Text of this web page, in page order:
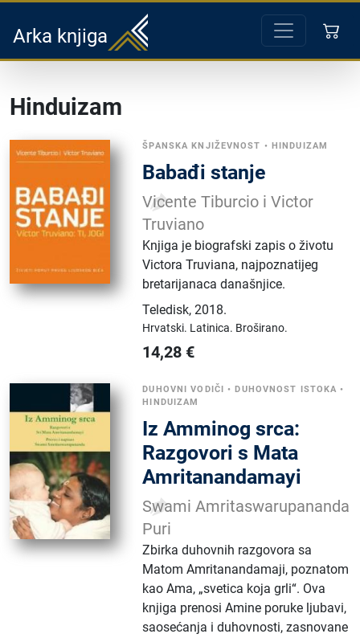
Arka knjiga
Hinduizam
ŠPANSKA KNJIŽEVNOST • HINDUIZAM
Babađi stanje
Vicente Tiburcio i Victor
Truviano
Knjiga je biografski zapis o životu
Victora Truviana, najpoznatijeg
bretarijanaca današnjice.
Teledisk,2018.
Hrvatski. Latinica. Broširano.
14,28 €
DUHOVNI VODIČI •DUHOVNOST ISTOKA •
HINDUIZAM
Iz Amminog srca:
Razgovori s Mata
Amritanandamayi
Swami Amritaswarupananda
Puri
Zbirka duhovnih razgovora sa
Matom Amritanandamaji, poznatom
kao Ama, „svetica koja grli“. Ova
knjiga prenosi Amine poruke ljubavi,
saosećanja i duhovnosti, zasnovane